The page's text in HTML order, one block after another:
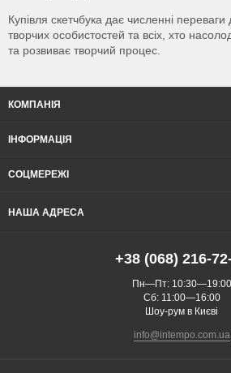
Купівля скетчбука дає численні переваги
творчих особистостей та всіх, хто
та розвиває творчий процес.
КОМПАНІЯ
ІНФОРМАЦІЯ
СОЦМЕРЕЖІ
НАША АДРЕСА
+38 (068) 216-
Пн—Пт: 10:30—19:00
Сб: 11:00—16:00
Шоу-рум в Києві
info@intempo.com.ua